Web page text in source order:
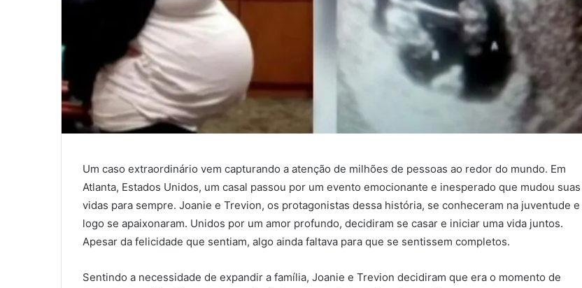
Um caso extraordinário vem capturando a atenção de milhões de pessoas ao redor do mundo. Em
Atlanta, Estados Unidos, um casal passou por um evento emocionante e inesperado que mudou suas
vidas para sempre. Joanie e Trevion, os protagonistas dessa história, se conheceram na juventude e
logo se apaixonaram. Unidos por um amor profundo, decidiram se casar e iniciar uma vida juntos.
Apesar da felicidade que sentiam, algo ainda faltava para que se sentissem completos.
Sentindo a necessidade de expandir a família, Joanie e Trevion decidiram que era o momento de